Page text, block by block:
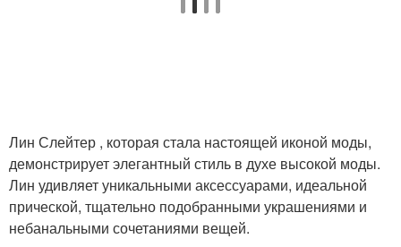
Лин Слейтер , которая стала настоящей иконой моды,
демонстрирует элегантный стиль в духе высокой моды.
Лин удивляет уникальными аксессуарами, идеальной
прической, тщательно подобранными украшениями и
небанальными сочетаниями вещей.